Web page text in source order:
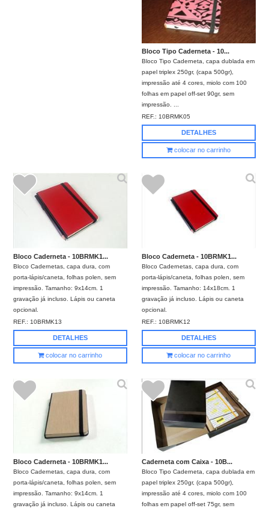
Bloco Tipo Caderneta - 10...
Bloco Tipo Caderneta, capa dublada em
papel triplex 250gr, (capa 500gr),
impressão até 4 cores, miolo com 100
folhas em papel off-set 90gr, sem
impressão. ...
REF.: 10BRMK05
DETALHES
colocar no carrinho
Bloco Caderneta - 10BRMK1...
Bloco Cadernetas, capa dura, com
porta-lápis/caneta, folhas polen, sem
impressão. Tamanho: 9x14cm. 1
gravação já incluso. Lápis ou caneta
opcional.
REF.:10BRMK13
DETALHES
colocar no carrinho
Bloco Caderneta - 10BRMK1...
Bloco Cadernetas, capa dura, com
porta-lápis/caneta, folhas polen, sem
impressão. Tamanho: 14x18cm. 1
gravação já incluso. Lápis ou caneta
opcional.
REF.:10BRMK12
DETALHES
colocar no carrinho
Bloco Caderneta - 10BRMK1...
Bloco Cadernetas, capa dura, com
porta-lápis/caneta, folhas polen, sem
impressão. Tamanho: 9x14cm. 1
gravação já incluso. Lápis ou caneta
Caderneta com Caixa - 10B...
Bloco Tipo Caderneta, capa dublada em
papel triplex 250gr, (capa 500gr),
impressão até 4 cores, miolo com 100
folhas em papel off-set 75gr, sem